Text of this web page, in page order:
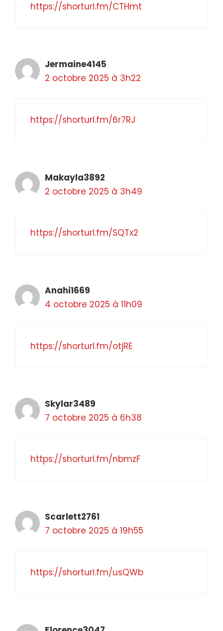
https://shorturl.fm/CTHmt
Jermaine4145
2 octobre 2025 à 3h22
https://shorturl.fm/6r7RJ
Makayla3892
2 octobre 2025 à 3h49
https://shorturl.fm/SQTx2
Anahi1669
4 octobre 2025 à 11h09
https://shorturl.fm/otjRE
Skylar3489
7 octobre 2025 à 6h38
https://shorturl.fm/nbmzF
Scarlett2761
7 octobre 2025 à 19h55
https://shorturl.fm/usQWb